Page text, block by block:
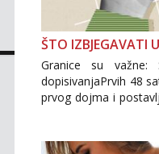
ŠTO IZBJEGAVATI
Granice su
dopisivanjaPrvih 48
prvog dojma i
Važno je izbjeći
informacija, jer
povjerenje. Takođe...